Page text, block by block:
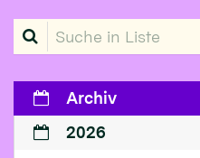
Suche in Liste
Archiv
2026